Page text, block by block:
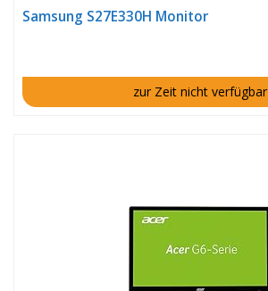
Samsung S27E330H Monitor
zur Zeit nicht verfügbar